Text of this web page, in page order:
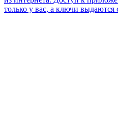
только у вас, а ключи